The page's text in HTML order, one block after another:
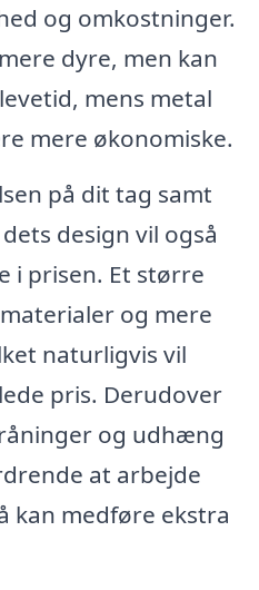
og omkostninger.
dyre, men kan
mens metal
mere økonomiske.
på dit tag samt
design vil også
i prisen. Et større
og mere
naturligvis vil
pris. Derudover
og udhæng
at arbejde
kan medføre ekstra